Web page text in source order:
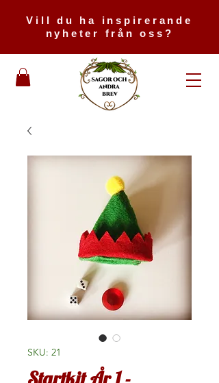
Vill du ha inspirerande
nyheter från oss?
SKU: 21